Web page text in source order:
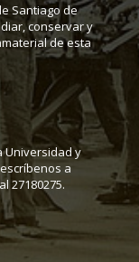
Santiago de
conservar y
de esta
Universidad y
a
27180275.